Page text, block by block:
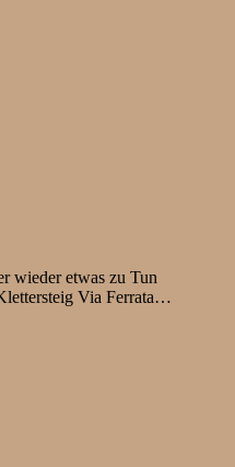
wieder etwas zu Tun
Via Ferrata…